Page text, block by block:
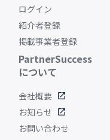
ログイン
紹介者登録
掲載事業者登録
PartnerSuccess
について
会社概要 open_in_new
お知らせ open_in_new
お問い合わせ